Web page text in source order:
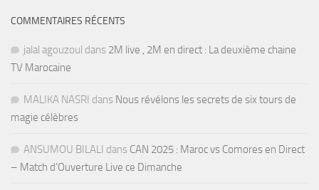
COMMENTAIRES RÉCENTS
jalal agouzoul dans 2M live , 2M en direct : La deuxième chaine
TV Marocaine
MALIKA NASRI dans Nous révélons les secrets de six tours de
magie célèbres
ANSUMOU BILALI dans CAN 2025 : Maroc vs Comores en Direct
– Match d’Ouverture Live ce Dimanche